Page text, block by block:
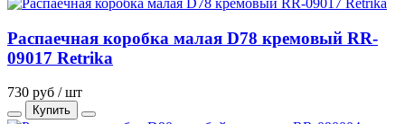
Распаечная коробка малая D78 кремовый RR-
09017 Retrika
730 руб / шт
Купить